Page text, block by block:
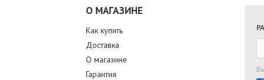
О МАГАЗИНЕ
Как купить
Доставка
О магазине
Гарантия